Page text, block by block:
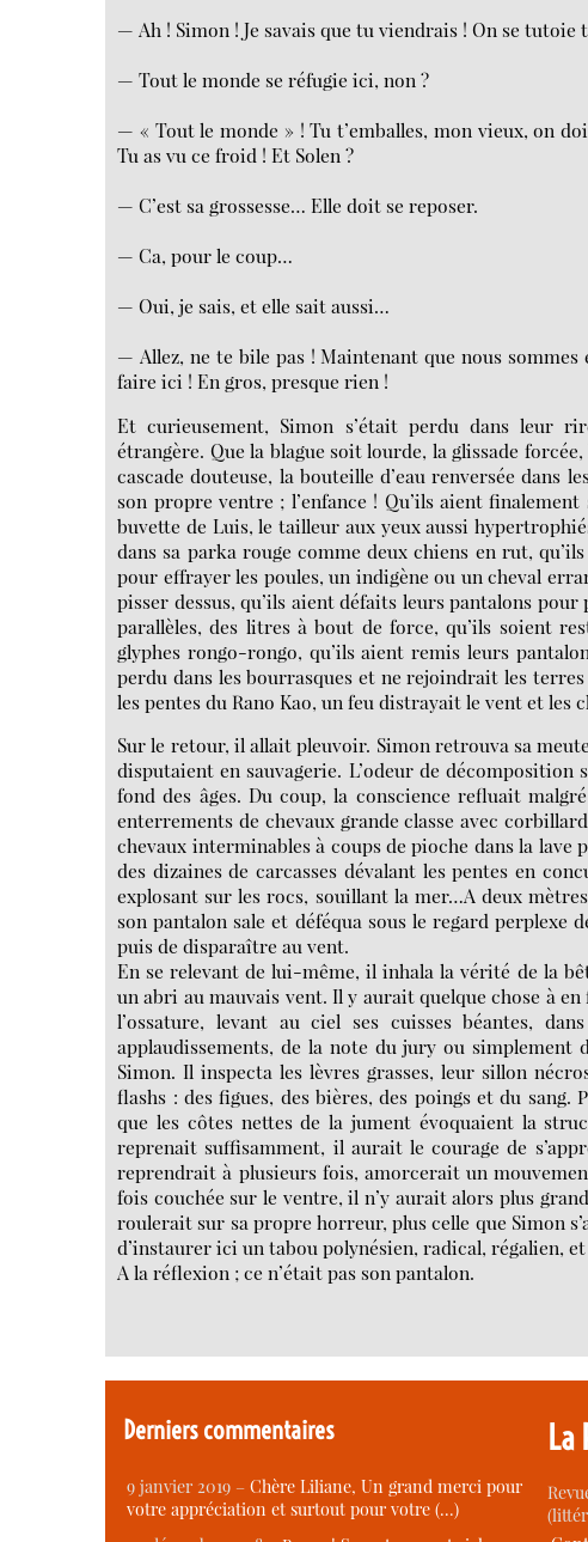
— Ah ! Simon ! Je savais que tu viendrais ! On se tutoie
— Tout le monde se réfugie ici, non ?
— « Tout le monde » ! Tu t’emballes, mon vieux, on
Tu as vu ce froid ! Et Solen ?
— C’est sa grossesse… Elle doit se reposer.
— Ca, pour le coup…
— Oui, je sais, et elle sait aussi…
— Allez, ne te bile pas ! Maintenant que nous
faire ici ! En gros, presque rien !
Et curieusement, Simon s’était perdu dans leur
étrangère. Que la blague soit lourde, la glissade
cascade douteuse, la bouteille d’eau renversée dans
son propre ventre ; l’enfance ! Qu’ils aient
buvette de Luis, le tailleur aux yeux aussi
dans sa parka rouge comme deux chiens en rut,
pour effrayer les poules, un indigène ou un cheval
pisser dessus, qu’ils aient défaits leurs pantalons
parallèles, des litres à bout de force, qu’ils soient
glyphes rongo-rongo, qu’ils aient remis leurs
perdu dans les bourrasques et ne rejoindrait les
les pentes du Rano Kao, un feu distrayait le vent et les
Sur le retour, il allait pleuvoir. Simon retrouva sa
disputaient en sauvagerie. L’odeur de
fond des âges. Du coup, la conscience refluait
enterrements de chevaux grande classe avec
chevaux interminables à coups de pioche dans la lave
des dizaines de carcasses dévalant les pentes en
explosant sur les rocs, souillant la mer…A deux
son pantalon sale et déféqua sous le regard perplexe
puis de disparaître au vent.
En se relevant de lui-même, il inhala la vérité de la
un abri au mauvais vent. Il y aurait quelque chose à
l’ossature, levant au ciel ses cuisses béantes,
applaudissements, de la note du jury ou
Simon. Il inspecta les lèvres grasses, leur sillon
flashs : des figues, des bières, des poings et du
que les côtes nettes de la jument évoquaient la
reprenait suffisamment, il aurait le courage de
reprendrait à plusieurs fois, amorcerait un
fois couchée sur le ventre, il n’y aurait alors plus
roulerait sur sa propre horreur, plus celle que Simon
d’instaurer ici un tabou polynésien, radical, régalien,
A la réflexion ; ce n’était pas son pantalon.
Derniers commentaires
9 janvier 2019 – Chère Liliane, Un grand merci pour
votre appréciation et surtout pour votre (…)
La